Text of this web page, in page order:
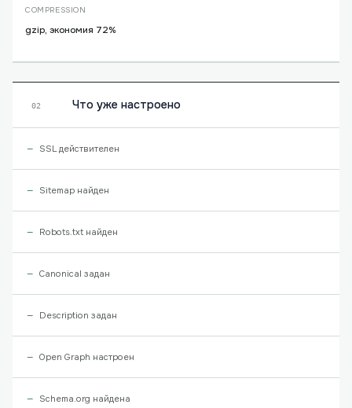
COMPRESSION
gzip, экономия 72%
02 Что уже настроено
SSL действителен
Sitemap найден
Robots.txt найден
Canonical задан
Description задан
Open Graph настроен
Schema.org найдена